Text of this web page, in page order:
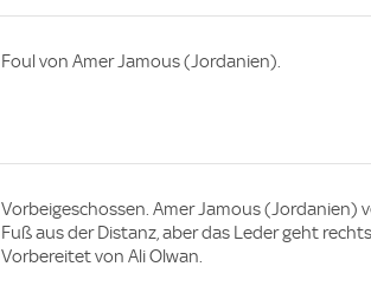
Foul von Amer Jamous (Jordanien).
Vorbeigeschossen. Amer Jamous (Jordanien)
Fuß aus der Distanz, aber das Leder geht
Vorbereitet von Ali Olwan.